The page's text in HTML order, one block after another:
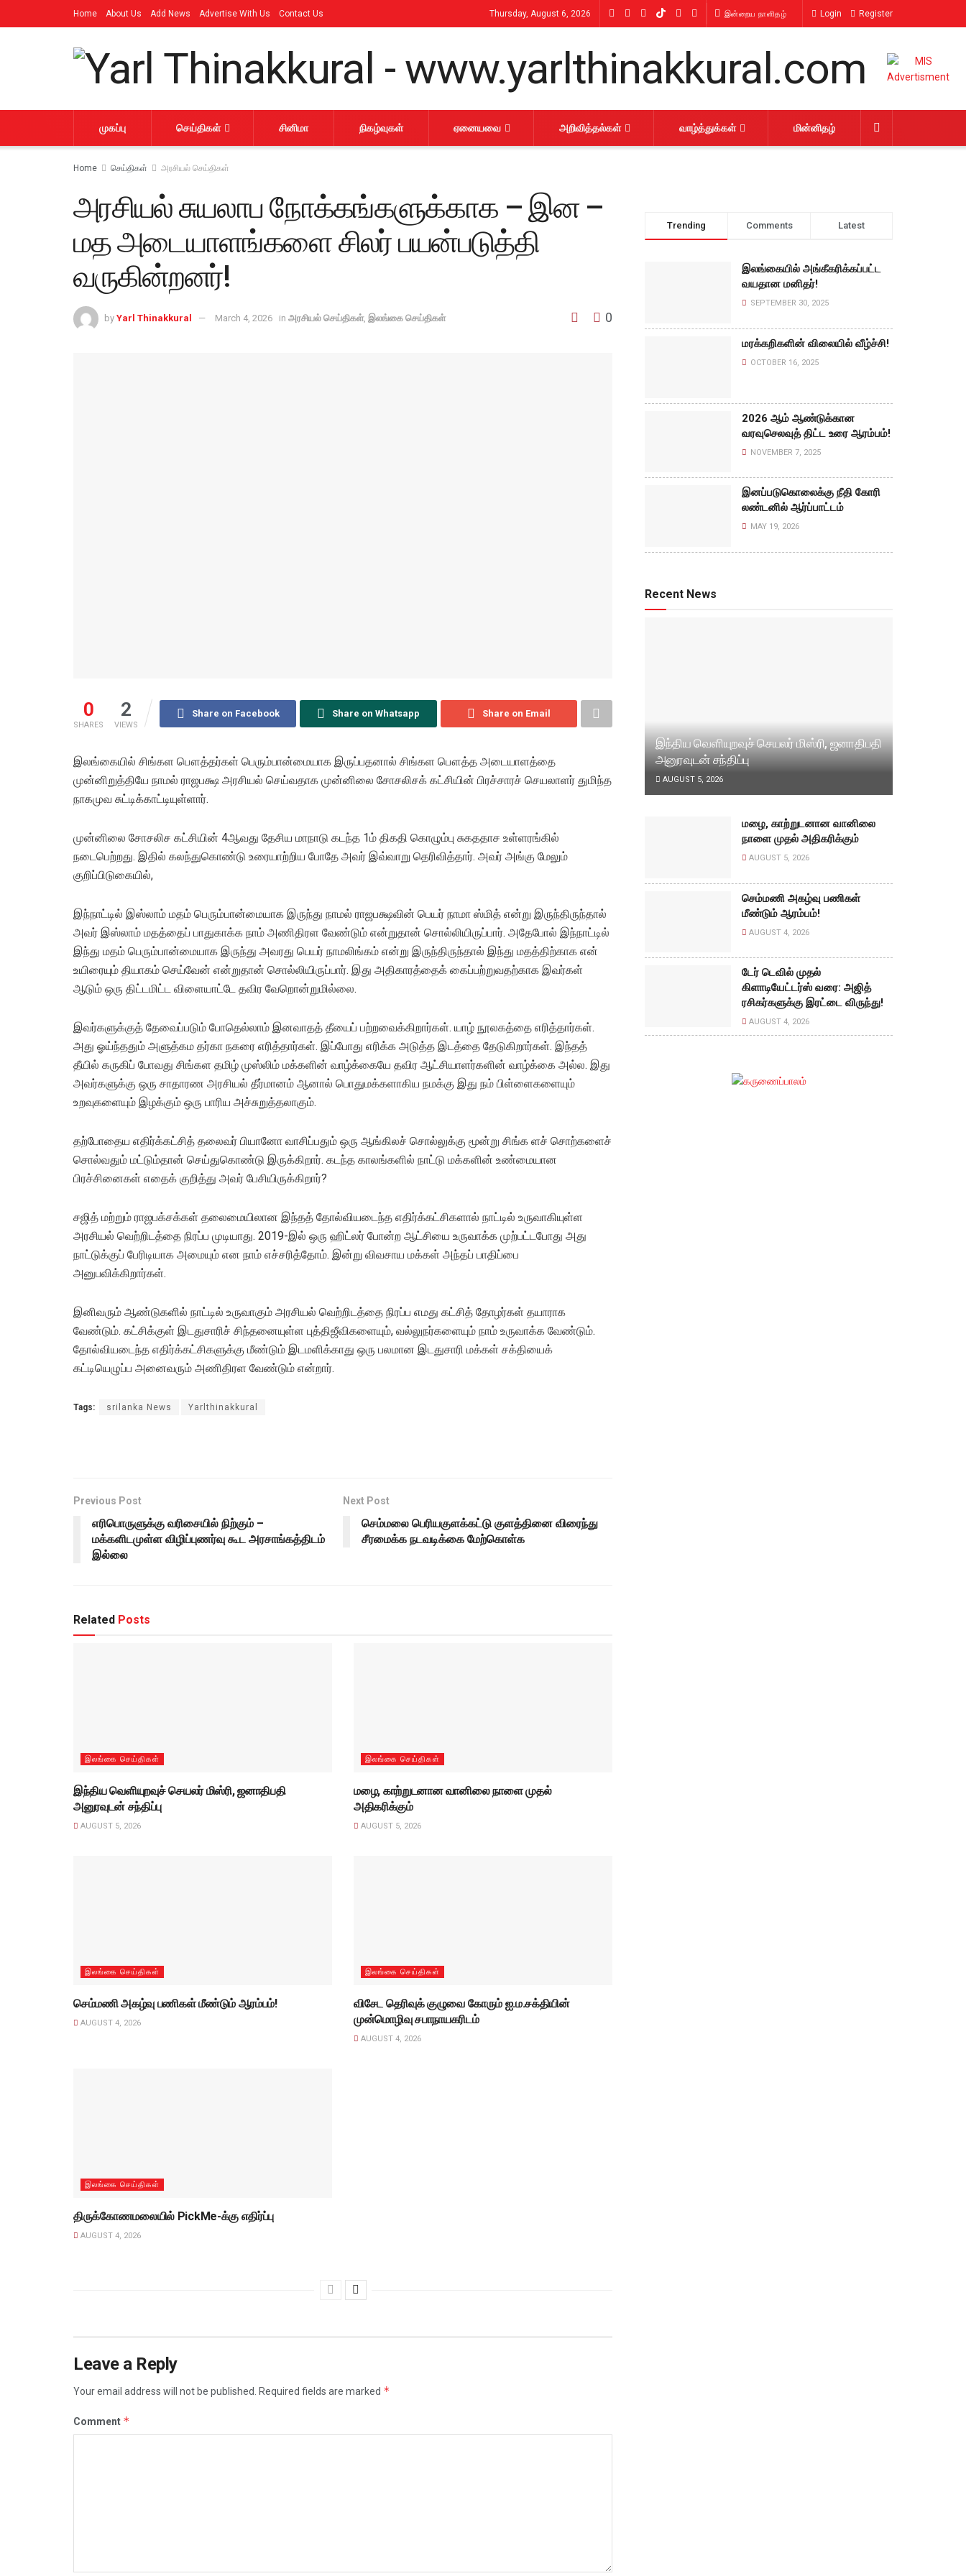
Home About Us Add News Advertise With Us Contact Us Thursday, August 6, 2026 இன்றைய நாளிதழ் Login Register
முகப்பு செய்திகள் சினிமா நிகழ்வுகள் ஏனையவை அறிவித்தல்கள் வாழ்த்துக்கள் மின்னிதழ்
Home செய்திகள் அரசியல் செய்திகள்
அரசியல் சுயலாப நோக்கங்களுக்காக – இன –
மத அடையாளங்களை சிலர் பயன்படுத்தி
வருகின்றனர்!
by Yarl Thinakkural March 4, 2026 in அரசியல் செய்திகள், இலங்கை செய்திகள் 0
0
SHARES
2
VIEWS
Share on Facebook Share on Whatsapp Share on Email
இலங்கையில் சிங்கள பௌத்தர்கள் பெரும்பான்மையாக இருப்பதனால் சிங்கள பௌத்த அடையாளத்தை
முன்னிறுத்தியே நாமல் ராஜபக்ஷ அரசியல் செய்வதாக முன்னிலை சோசலிசக் கட்சியின் பிரச்சாரச் செயலாளர் துமிந்த
நாகமுவ சுட்டிக்காட்டியுள்ளார்.
முன்னிலை சோசலிச கட்சியின் 4ஆவது தேசிய மாநாடு கடந்த 1ம் திகதி கொழும்பு சுகததாச உள்ளரங்கில்
நடைபெற்றது. இதில் கலந்துகொண்டு உரையாற்றிய போதே அவர் இவ்வாறு தெரிவித்தார். அவர் அங்கு மேலும்
குறிப்பிடுகையில்,
இந்நாட்டில் இஸ்லாம் மதம் பெரும்பான்மையாக இருந்து நாமல் ராஜபக்ஷவின் பெயர் நாமா ஸ்மித் என்று இருந்திருந்தால்
அவர் இஸ்லாம் மதத்தைப் பாதுகாக்க நாம் அணிதிரள வேண்டும் என்றுதான் சொல்லியிருப்பார். அதேபோல் இந்நாட்டில்
இந்து மதம் பெரும்பான்மையாக இருந்து அவரது பெயர் நாமலிங்கம் என்று இருந்திருந்தால் இந்து மதத்திற்காக என்
உயிரையும் தியாகம் செய்வேன் என்றுதான் சொல்லியிருப்பார். இது அதிகாரத்தைக் கைப்பற்றுவதற்காக இவர்கள்
ஆடும் ஒரு திட்டமிட்ட விளையாட்டே தவிர வேறொன்றுமில்லை.
இவர்களுக்குத் தேவைப்படும் போதெல்லாம் இனவாதத் தீயைப் பற்றவைக்கிறார்கள். யாழ் நூலகத்தை எரித்தார்கள்.
அது ஓய்ந்ததும் அளுத்கம தர்கா நகரை எரித்தார்கள். இப்போது எரிக்க அடுத்த இடத்தை தேடுகிறார்கள். இந்தத்
தீயில் கருகிப் போவது சிங்கள தமிழ் முஸ்லிம் மக்களின் வாழ்க்கையே தவிர ஆட்சியாளர்களின் வாழ்க்கை அல்ல. இது
அவர்களுக்கு ஒரு சாதாரண அரசியல் தீர்மானம் ஆனால் பொதுமக்களாகிய நமக்கு இது நம் பிள்ளைகளையும்
உறவுகளையும் இழக்கும் ஒரு பாரிய அச்சுறுத்தலாகும்.
தற்போதைய எதிர்க்கட்சித் தலைவர் பியானோ வாசிப்பதும் ஒரு ஆங்கிலச் சொல்லுக்கு மூன்று சிங்க ளச் சொற்களைச்
சொல்வதும் மட்டும்தான் செய்துகொண்டு இருக்கிறார். கடந்த காலங்களில் நாட்டு மக்களின் உண்மையான
பிரச்சினைகள் எதைக் குறித்து அவர் பேசியிருக்கிறார்?
சஜித் மற்றும் ராஜபக்சக்கள் தலைமையிலான இந்தத் தோல்வியடைந்த எதிர்க்கட்சிகளால் நாட்டில் உருவாகியுள்ள
அரசியல் வெற்றிடத்தை நிரப்ப முடியாது. 2019-இல் ஒரு ஹிட்லர் போன்ற ஆட்சியை உருவாக்க முற்பட்டபோது அது
நாட்டுக்குப் பேரிடியாக அமையும் என நாம் எச்சரித்தோம். இன்று விவசாய மக்கள் அந்தப் பாதிப்பை
அனுபவிக்கிறார்கள்.
இனிவரும் ஆண்டுகளில் நாட்டில் உருவாகும் அரசியல் வெற்றிடத்தை நிரப்ப எமது கட்சித் தோழர்கள் தயாராக
வேண்டும். கட்சிக்குள் இடதுசாரிச் சிந்தனையுள்ள புத்திஜீவிகளையும், வல்லுநர்களையும் நாம் உருவாக்க வேண்டும்.
தோல்வியடைந்த எதிர்க்கட்சிகளுக்கு மீண்டும் இடமளிக்காது ஒரு பலமான இடதுசாரி மக்கள் சக்தியைக்
கட்டியெழுப்ப அனைவரும் அணிதிரள வேண்டும் என்றார்.
Tags: srilanka News Yarlthinakkural
Previous Post
எரிபொருளுக்கு வரிசையில் நிற்கும் –
மக்களிடமுள்ள விழிப்புணர்வு கூட அரசாங்கத்திடம்
இல்லை
Next Post
செம்மலை பெரியகுளக்கட்டு குளத்தினை விரைந்து
சீரமைக்க நடவடிக்கை மேற்கொள்க
Related Posts
இலங்கை செய்திகள்
இந்திய வெளியுறவுச் செயலர் மிஸ்ரி, ஜனாதிபதி
அனுரவுடன் சந்திப்பு
AUGUST 5, 2026
இலங்கை செய்திகள்
மழை, காற்றுடனான வானிலை நாளை முதல்
அதிகரிக்கும்
AUGUST 5, 2026
இலங்கை செய்திகள்
செம்மணி அகழ்வு பணிகள் மீண்டும் ஆரம்பம்!
AUGUST 4, 2026
இலங்கை செய்திகள்
விசேட தெரிவுக் குழுவை கோரும் ஐ.ம.சக்தியின்
முன்மொழிவு சபாநாயகரிடம்
AUGUST 4, 2026
இலங்கை செய்திகள்
திருக்கோணமலையில் PickMe-க்கு எதிர்ப்பு
AUGUST 4, 2026
Leave a Reply
Your email address will not be published. Required fields are marked *
Comment *
Trending Comments Latest
இலங்கையில் அங்கீகரிக்கப்பட்ட
வயதான மனிதர்!
SEPTEMBER 30, 2025
மரக்கறிகளின் விலையில் வீழ்ச்சி!
OCTOBER 16, 2025
2026 ஆம் ஆண்டுக்கான
வரவுசெலவுத் திட்ட உரை ஆரம்பம்!
NOVEMBER 7, 2025
இனப்படுகொலைக்கு நீதி கோரி
லண்டனில் ஆர்ப்பாட்டம்
MAY 19, 2026
Recent News
இந்திய வெளியுறவுச் செயலர் மிஸ்ரி, ஜனாதிபதி
அனுரவுடன் சந்திப்பு
AUGUST 5, 2026
மழை, காற்றுடனான வானிலை
நாளை முதல் அதிகரிக்கும்
AUGUST 5, 2026
செம்மணி அகழ்வு பணிகள்
மீண்டும் ஆரம்பம்!
AUGUST 4, 2026
டேர் டெவில் முதல்
கிளாடியேட்டர்ஸ் வரை: அஜித்
ரசிகர்களுக்கு இரட்டை விருந்து!
AUGUST 4, 2026